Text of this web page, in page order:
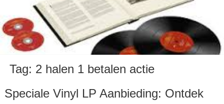
Tag: 2 halen 1 betalen actie
Speciale Vinyl LP Aanbieding: Ontdek